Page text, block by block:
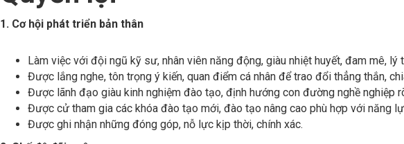
1. Cơ hội phát triển bản thân
Làm việc với đội ngũ kỹ sư, nhân viên năng động, giàu nhiệt huyết, đam mê, lý
Được lắng nghe, tôn trọng ý kiến, quan điểm cá nhân để trao đổi thẳng thắn,
Được lãnh đạo giàu kinh nghiệm đào tạo, định hướng con đường nghề nghiệp
Được cử tham gia các khóa đào tạo mới, đào tạo nâng cao phù hợp với năng
Được ghi nhận những đóng góp, nỗ lực kịp thời, chính xác.